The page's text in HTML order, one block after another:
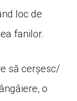
loc de
fanilor.
să cerșesc/
o